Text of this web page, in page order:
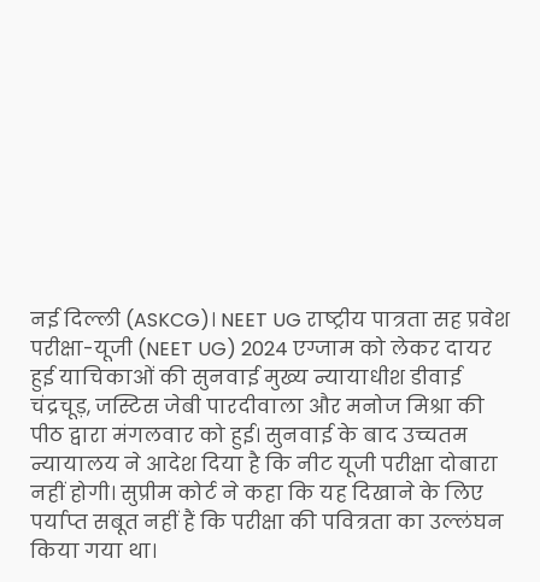
नई दिल्ली (ASKCG)। NEET UG राष्ट्रीय पात्रता सह प्रवेश
परीक्षा-यूजी (NEET UG) 2024 एग्जाम को लेकर दायर
हुई याचिकाओं की सुनवाई मुख्य न्यायाधीश डीवाई
चंद्रचूड़, जस्टिस जेबी पारदीवाला और मनोज मिश्रा की
पीठ द्वारा मंगलवार को हुई। सुनवाई के बाद उच्चतम
न्यायालय ने आदेश दिया है कि नीट यूजी परीक्षा दोबारा
नहीं होगी। सुप्रीम कोर्ट ने कहा कि यह दिखाने के लिए
पर्याप्त सबूत नहीं हैं कि परीक्षा की पवित्रता का उल्लंघन
किया गया था।